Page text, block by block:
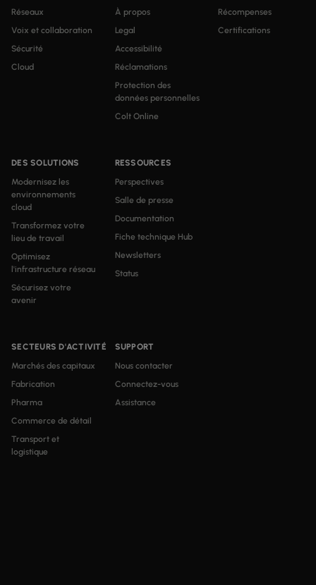
Réseaux
Voix et collaboration
Sécurité
Cloud
DES SOLUTIONS
Modernisez les
environnements
cloud
Transformez votre
lieu de travail
Optimisez
l'infrastructure réseau
Sécurisez votre
avenir
SECTEURS D'ACTIVITÉ
Marchés des capitaux
Fabrication
Pharma
Commerce de détail
Transport et
logistique
RESSOURCES
Perspectives
Salle de presse
Documentation
Fiche technique Hub
Newsletters
Status
À propos
Legal
Accessibilité
Réclamations
Protection des
données personnelles
Colt Online
SUPPORT
Nous contacter
Connectez-vous
Assistance
Récompenses
Certifications